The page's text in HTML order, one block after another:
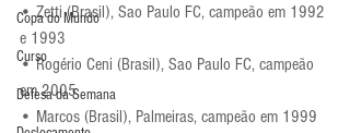
Copa do Mundo
Curso
Defesa da Semana
• Zetti (Brasil), Sao Paulo FC, campeão em 1992
e 1993
• Rogério Ceni (Brasil), Sao Paulo FC, campeão
em 2005
• Marcos (Brasil), Palmeiras, campeão em 1999